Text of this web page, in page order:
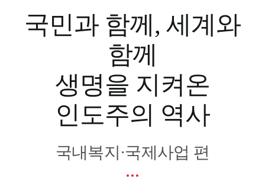
국민과 함께, 세계와
함께
생명을 지켜온
인도주의 역사
국내복지·국제사업 편